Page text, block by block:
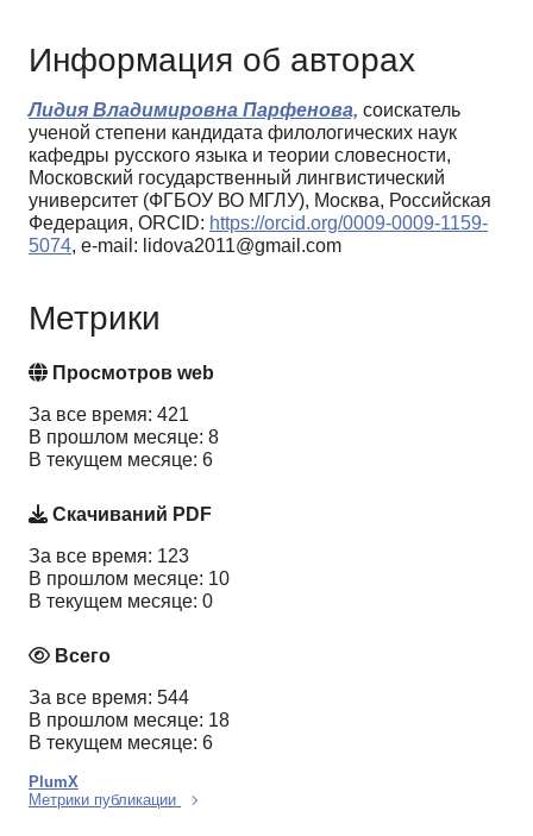
Информация об авторах
Лидия Владимировна Парфенова, соискатель
ученой степени кандидата филологических наук
кафедры русского языка и теории словесности,
Московский государственный лингвистический
университет (ФГБОУ ВО МГЛУ), Москва, Российская
Федерация, ORCID: https://orcid.org/0009-0009-1159-
5074, e-mail: lidova2011@gmail.com
Метрики
Просмотров web
За все время: 421
В прошлом месяце: 8
В текущем месяце: 6
Скачиваний PDF
За все время: 123
В прошлом месяце: 10
В текущем месяце: 0
Всего
За все время: 544
В прошлом месяце: 18
В текущем месяце: 6
PlumX
Метрики публикации